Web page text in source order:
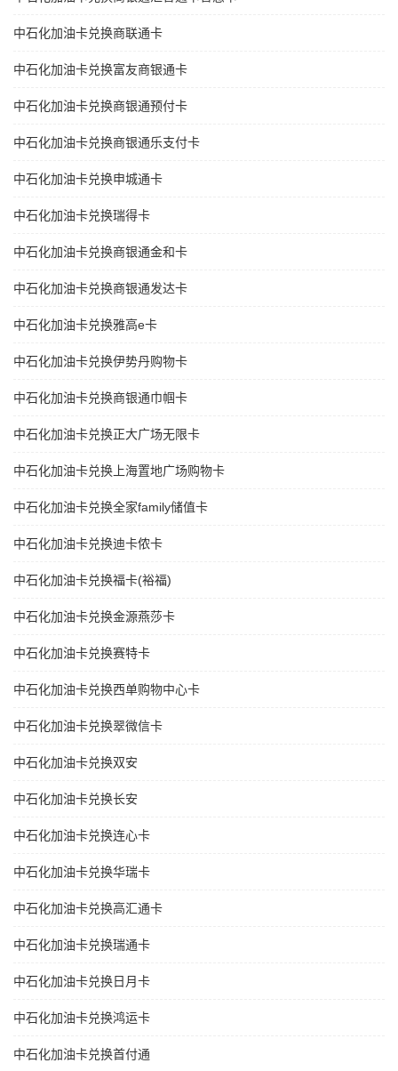
中石化加油卡兑换商联通卡
中石化加油卡兑换富友商银通卡
中石化加油卡兑换商银通预付卡
中石化加油卡兑换商银通乐支付卡
中石化加油卡兑换申城通卡
中石化加油卡兑换瑞得卡
中石化加油卡兑换商银通金和卡
中石化加油卡兑换商银通发达卡
中石化加油卡兑换雅高e卡
中石化加油卡兑换伊势丹购物卡
中石化加油卡兑换商银通巾帼卡
中石化加油卡兑换正大广场无限卡
中石化加油卡兑换上海置地广场购物卡
中石化加油卡兑换全家family储值卡
中石化加油卡兑换迪卡侬卡
中石化加油卡兑换福卡(裕福)
中石化加油卡兑换金源燕莎卡
中石化加油卡兑换赛特卡
中石化加油卡兑换西单购物中心卡
中石化加油卡兑换翠微信卡
中石化加油卡兑换双安
中石化加油卡兑换长安
中石化加油卡兑换连心卡
中石化加油卡兑换华瑞卡
中石化加油卡兑换高汇通卡
中石化加油卡兑换瑞通卡
中石化加油卡兑换日月卡
中石化加油卡兑换鸿运卡
中石化加油卡兑换首付通